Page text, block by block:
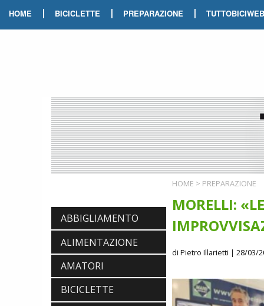
HOME | BICICLETTE | PREPARAZIONE | TUTTOBICIWEB
ABBIGLIAMENTO
ALIMENTAZIONE
AMATORI
BICICLETTE
HOME > PREPARAZIONE
MORELLI:
di Pietro Illarietti | 28/03/